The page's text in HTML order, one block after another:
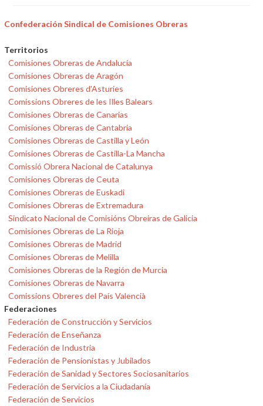
Confederación Sindical de Comisiones Obreras
Territorios
Comisiones Obreras de Andalucía
Comisiones Obreras de Aragón
Comisiones Obreres d'Asturies
Comissions Obreres de les Illes Balears
Comisiones Obreras de Canarias
Comisiones Obreras de Cantabria
Comisiones Obreras de Castilla y León
Comisiones Obreras de Castilla-La Mancha
Comissió Obrera Nacional de Catalunya
Comisiones Obreras de Ceuta
Comisiones Obreras de Euskadi
Comisiones Obreras de Extremadura
Sindicato Nacional de Comisións Obreiras de Galicia
Comisiones Obreras de La Rioja
Comisiones Obreras de Madrid
Comisiones Obreras de Melilla
Comisiones Obreras de la Región de Murcia
Comisiones Obreras de Navarra
Comissions Obreres del País Valencià
Federaciones
Federación de Construcción y Servicios
Federación de Enseñanza
Federación de Industria
Federación de Pensionistas y Jubilados
Federación de Sanidad y Sectores Sociosanitarios
Federación de Servicios a la Ciudadanía
Federación de Servicios